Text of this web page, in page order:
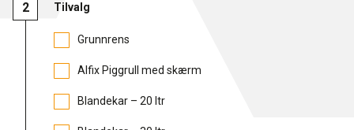
Tilvalg
Grunnrens
Alfix Piggrull med skærm
Blandekar – 20 ltr